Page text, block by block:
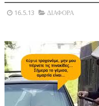
16.5.13 ΔΙΑΦΟΡΑ